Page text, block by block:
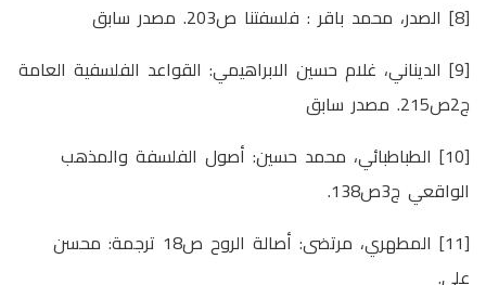
[8] الصدر، محمد باقر : فلسفتنا ص203. مصدر سابق
[9] الديناني، غلام حسين الابراهيمي: القواعد الفلسفية العامة
ج2ص215. مصدر سابق
[10] الطباطبائي، محمد حسين: أصول الفلسفة والمذهب
الواقعي ج3ص138.
[11] المطهري، مرتضى: أصالة الروح ص18 ترجمة: محسن
علي.